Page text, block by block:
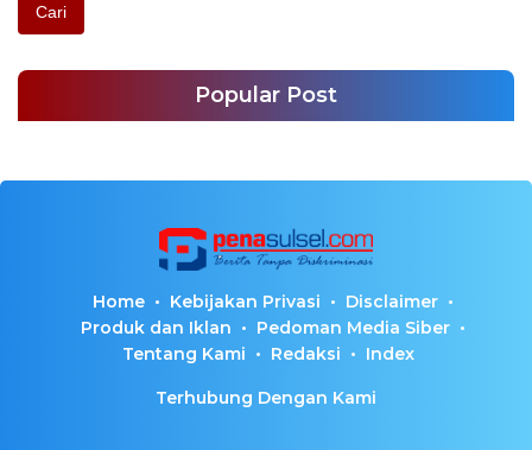
Cari
Popular Post
Home Kebijakan Privasi
Disclaimer
Produk dan Iklan
Pedoman Media Siber
Tentang Kami
Redaksi Index
Terhubung Dengan Kami